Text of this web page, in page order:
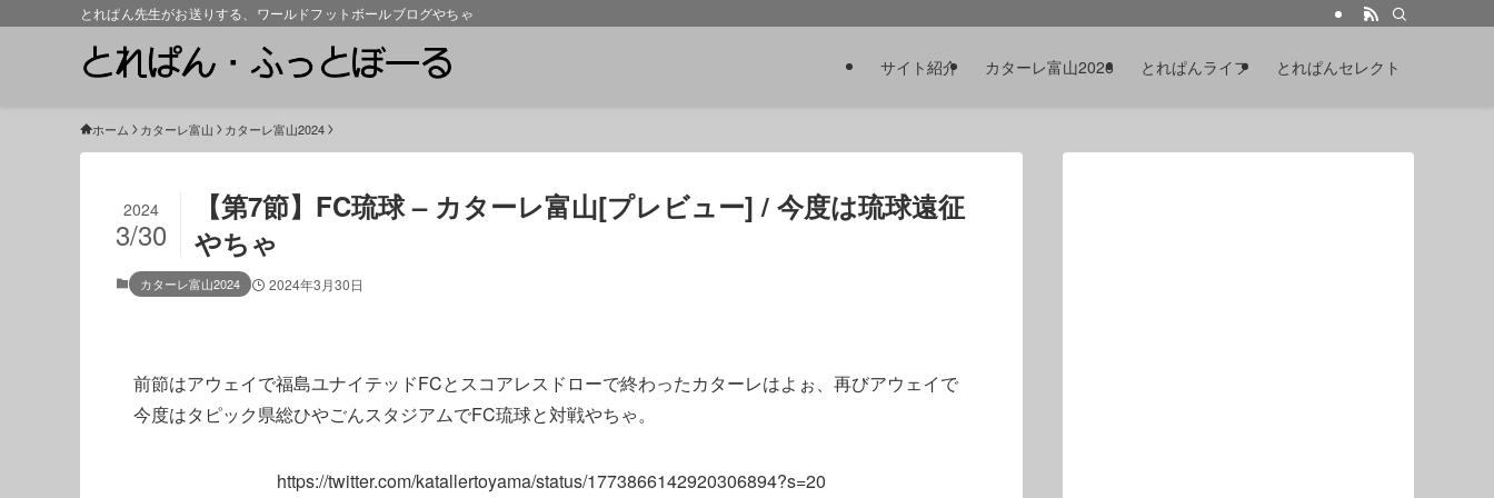
とれぱん先生がお送りする、ワールドフットボールブログやちゃ
サイト紹介 カターレ富山2026 とれぱんライフ とれぱんセレクト
ホーム カターレ富山 カターレ富山2024
【第7節】FC琉球 – カターレ富山[プレビュー] / 今度は琉球遠征
やちゃ
2024
3/30
カターレ富山2024 2024年3月30日
前節はアウェイで福島ユナイテッドFCとスコアレスドローで終わったカターレはよぉ、再びアウェイで
今度はタピック県総ひやごんスタジアムでFC琉球と対戦やちゃ。
https://twitter.com/katallertoyama/status/1773866142920306894?s=20